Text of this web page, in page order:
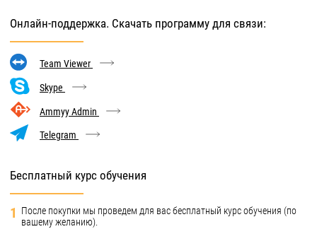
Онлайн-поддержка. Скачать программу для связи:
Team Viewer
Skype
Ammyy Admin
Telegram
Бесплатный курс обучения
1
После покупки мы проведем для вас бесплатный курс обучения (по
вашему желанию).